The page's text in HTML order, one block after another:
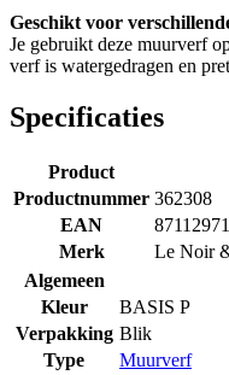
Geschikt voor
Je gebruikt deze muurverf
verf is watergedragen en
Specificaties
Product
Productnummer 362308
EAN
Merk
Le Noir
Algemeen
Kleur
BASIS P
Verpakking Blik
Type
Muurverf